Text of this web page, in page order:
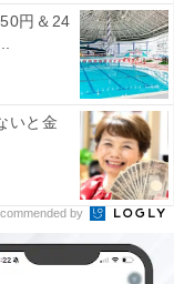
円＆24
いと金
by